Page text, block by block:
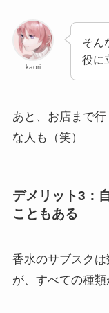
kaori
そん
役に
あと、お店まで
な人も（笑）
デメリット3：
こともある
香水のサブスク
が、すべての種類